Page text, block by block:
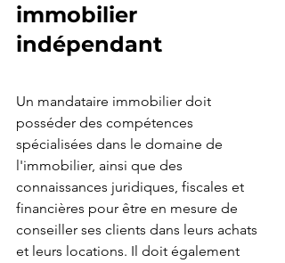
immobilier
indépendant
Un mandataire immobilier doit
posséder des compétences
spécialisées dans le domaine de
l'immobilier, ainsi que des
connaissances juridiques, fiscales et
financières pour être en mesure de
conseiller ses clients dans leurs achats
et leurs locations. Il doit également